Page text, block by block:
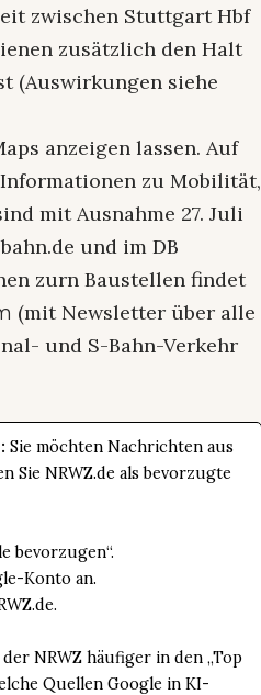
zwischen Stuttgart Hbf
zusätzlich den Halt
(Auswirkungen siehe
anzeigen lassen. Auf
zu Mobilität,
mit Ausnahme 27. Juli
und im DB
zurn Baustellen findet
(mit Newsletter über alle
und S-Bahn-Verkehr
Sie möchten Nachrichten aus
Sie NRWZ.de als bevorzugte
bevorzugen“.
Konto an.
NRWZ häufiger in den „Top
Quellen Google in KI-